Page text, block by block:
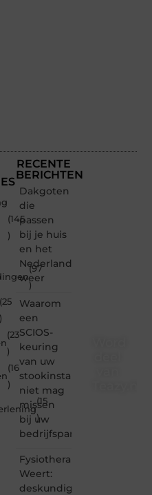
(145
)
(97
)
(25
)
(23
)
(16
)
(15
)
RECENTE
BERICHTEN
Dakgoten
die
passen
bij je huis
en het
Nederlandse
weer
Waarom
een
SCIOS-
keuring
van uw
stookinstallatie
niet mag
missen
bij uw
bedrijfspand
Fysiotherapie
Weert:
deskundige